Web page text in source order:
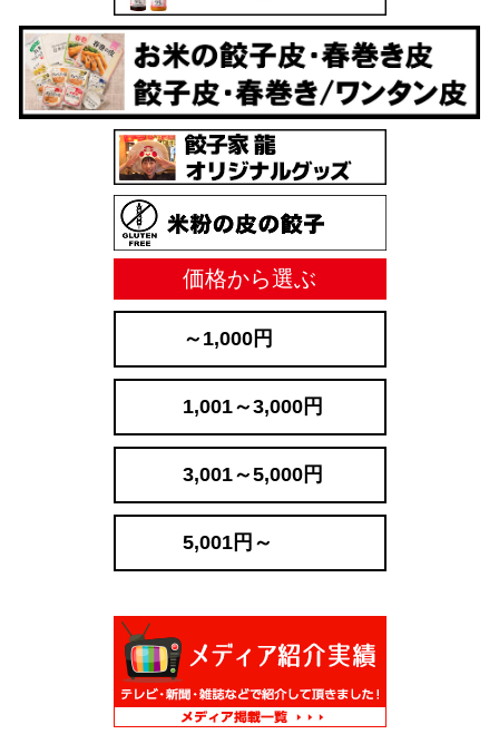
価格から選ぶ
～1,000円
1,001～3,000円
3,001～5,000円
5,001円～